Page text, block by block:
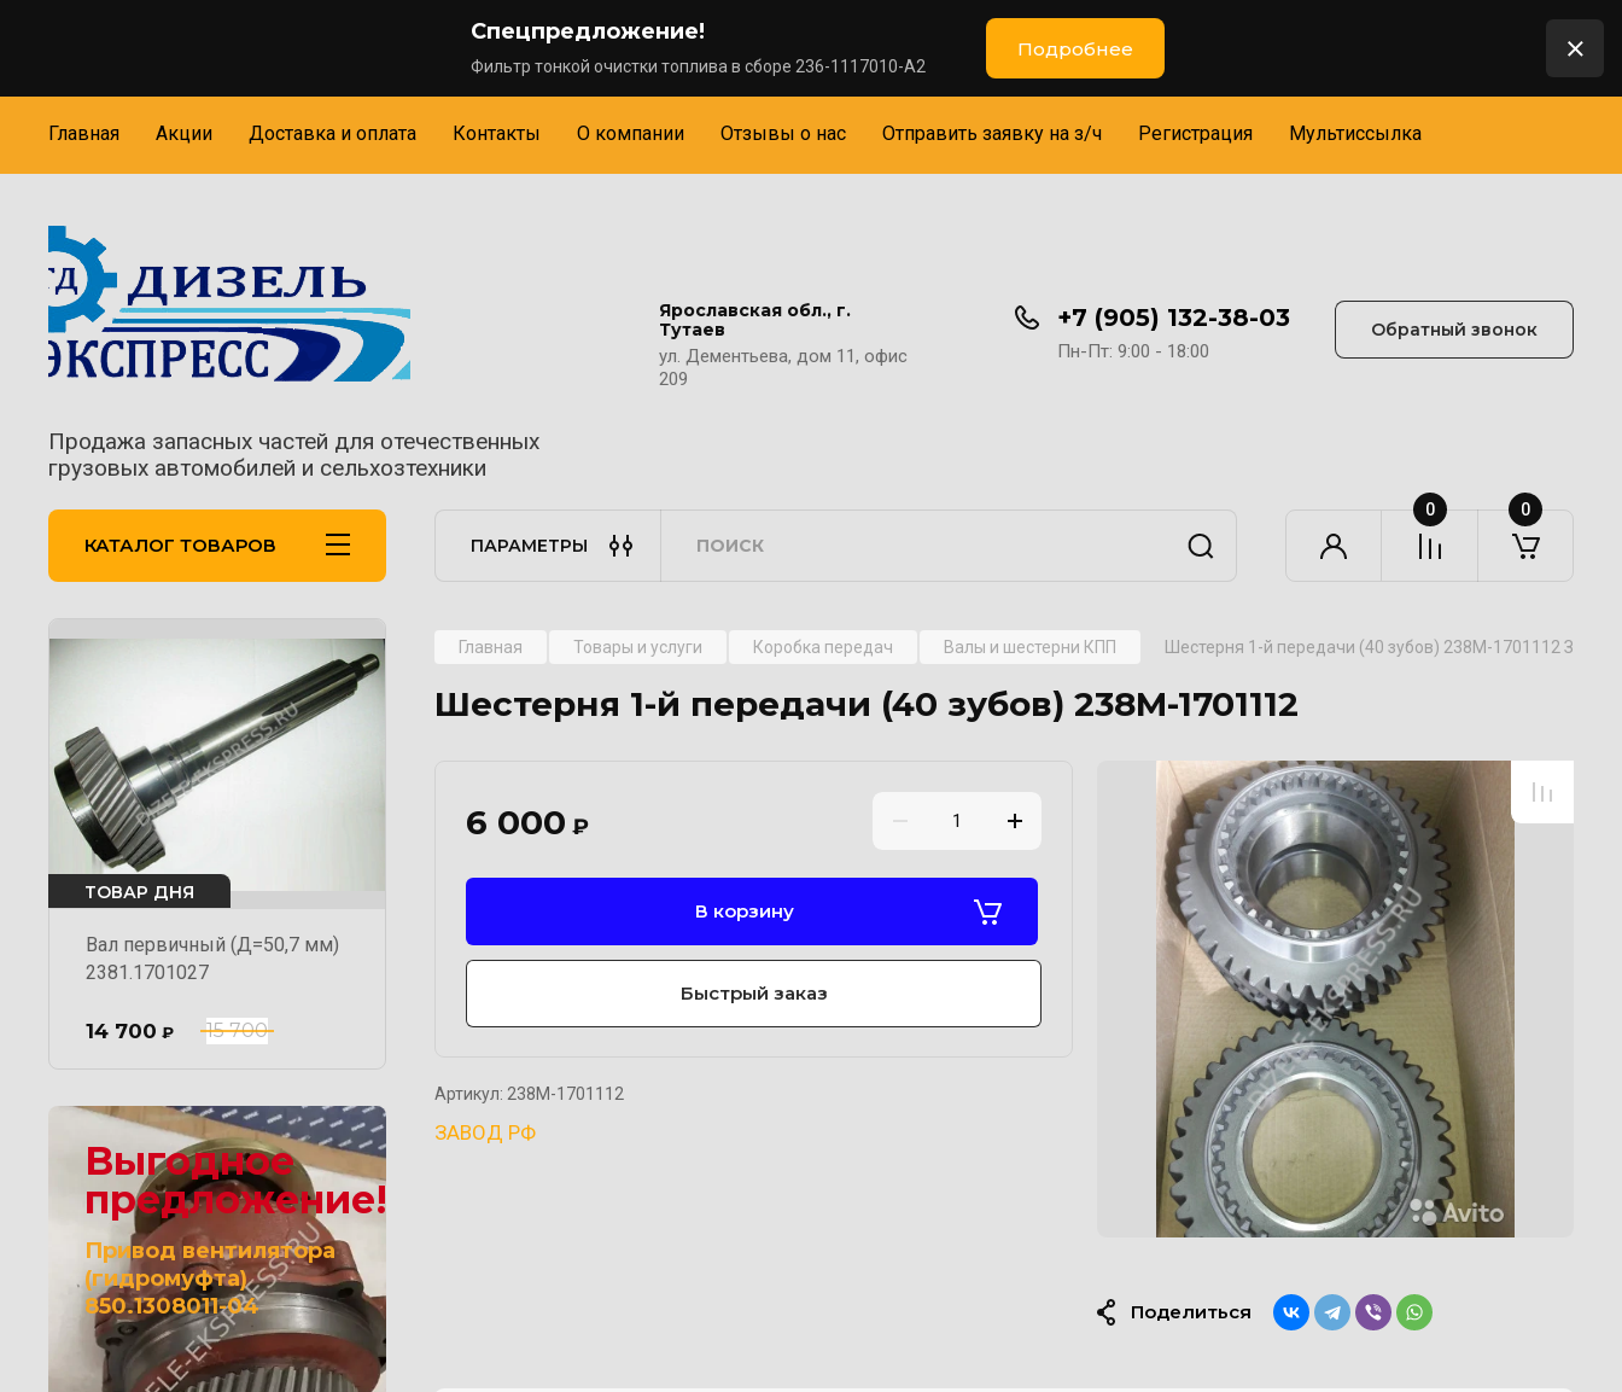
Спецпредложение!
Фильтр тонкой очистки топлива в сборе 236-1117010-А2
Подробнее
Главная Акции Доставка и оплата Контакты О компании Отзывы о нас Отправить заявку на з/ч Регистрация Мультиссылка
Продажа запасных частей для отечественных
грузовых автомобилей и сельхозтехники
Ярославская обл., г.
Тутаев
ул. Дементьева, дом 11, офис
209
+7 (905) 132-38-03
Пн-Пт: 9:00 - 18:00
Обратный звонок
КАТАЛОГ ТОВАРОВ ПАРАМЕТРЫ
0 0
ТОВАР ДНЯ
Вал первичный (Д=50,7 мм)
2381.1701027
15 700
14 700 ₽
Выгодное
предложение!
Привод вентилятора
(гидромуфта)
850.1308011-04
Главная Товары и услуги Коробка передач Валы и шестерни КПП Шестерня 1-й передачи (40 зубов) 238М-1701112 Завод
Шестерня 1-й передачи (40 зубов) 238М-1701112
6 000 ₽
В корзину
Быстрый заказ
Артикул: 238М-1701112
ЗАВОД РФ
Поделиться